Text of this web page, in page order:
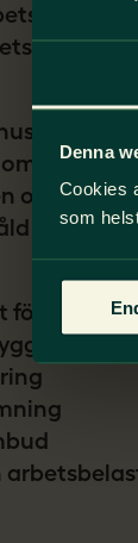
Denna
Cookies
som
och smitta
för hot
hot